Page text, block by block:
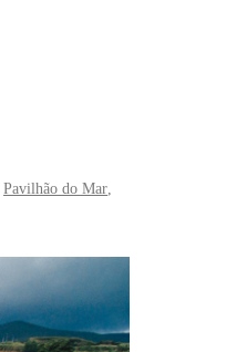
Pavilhão do Mar